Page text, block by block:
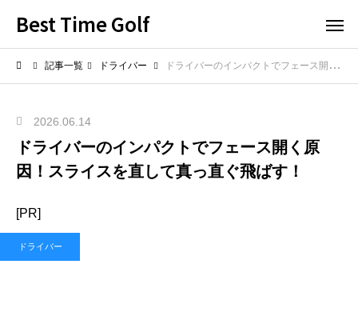
Best Time Golf
記事一覧 ドライバー ドライバーのインパクトでフェース開く原因！スライスを直して真っ直ぐ飛ばす！
2026.06.14
ドライバーのインパクトでフェース開く原
因！スライスを直して真っ直ぐ飛ばす！
[PR]
ドライバー